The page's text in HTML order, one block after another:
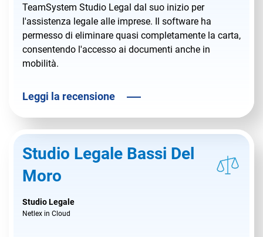
TeamSystem Studio Legal dal suo inizio per
l'assistenza legale alle imprese. Il software ha
permesso di eliminare quasi completamente la carta,
consentendo l'accesso ai documenti anche in
mobilità.
Leggi la recensione
Studio Legale Bassi Del
Moro
Studio Legale
Netlex in Cloud